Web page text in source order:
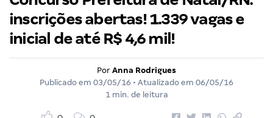
inscrições abertas! 1.339 vagas e
inicial de até R$ 4,6 mil!
Por Anna Rodrigues
Publicado em 03/05/16 • Atualizado em 06/05/16
1 min. de leitura